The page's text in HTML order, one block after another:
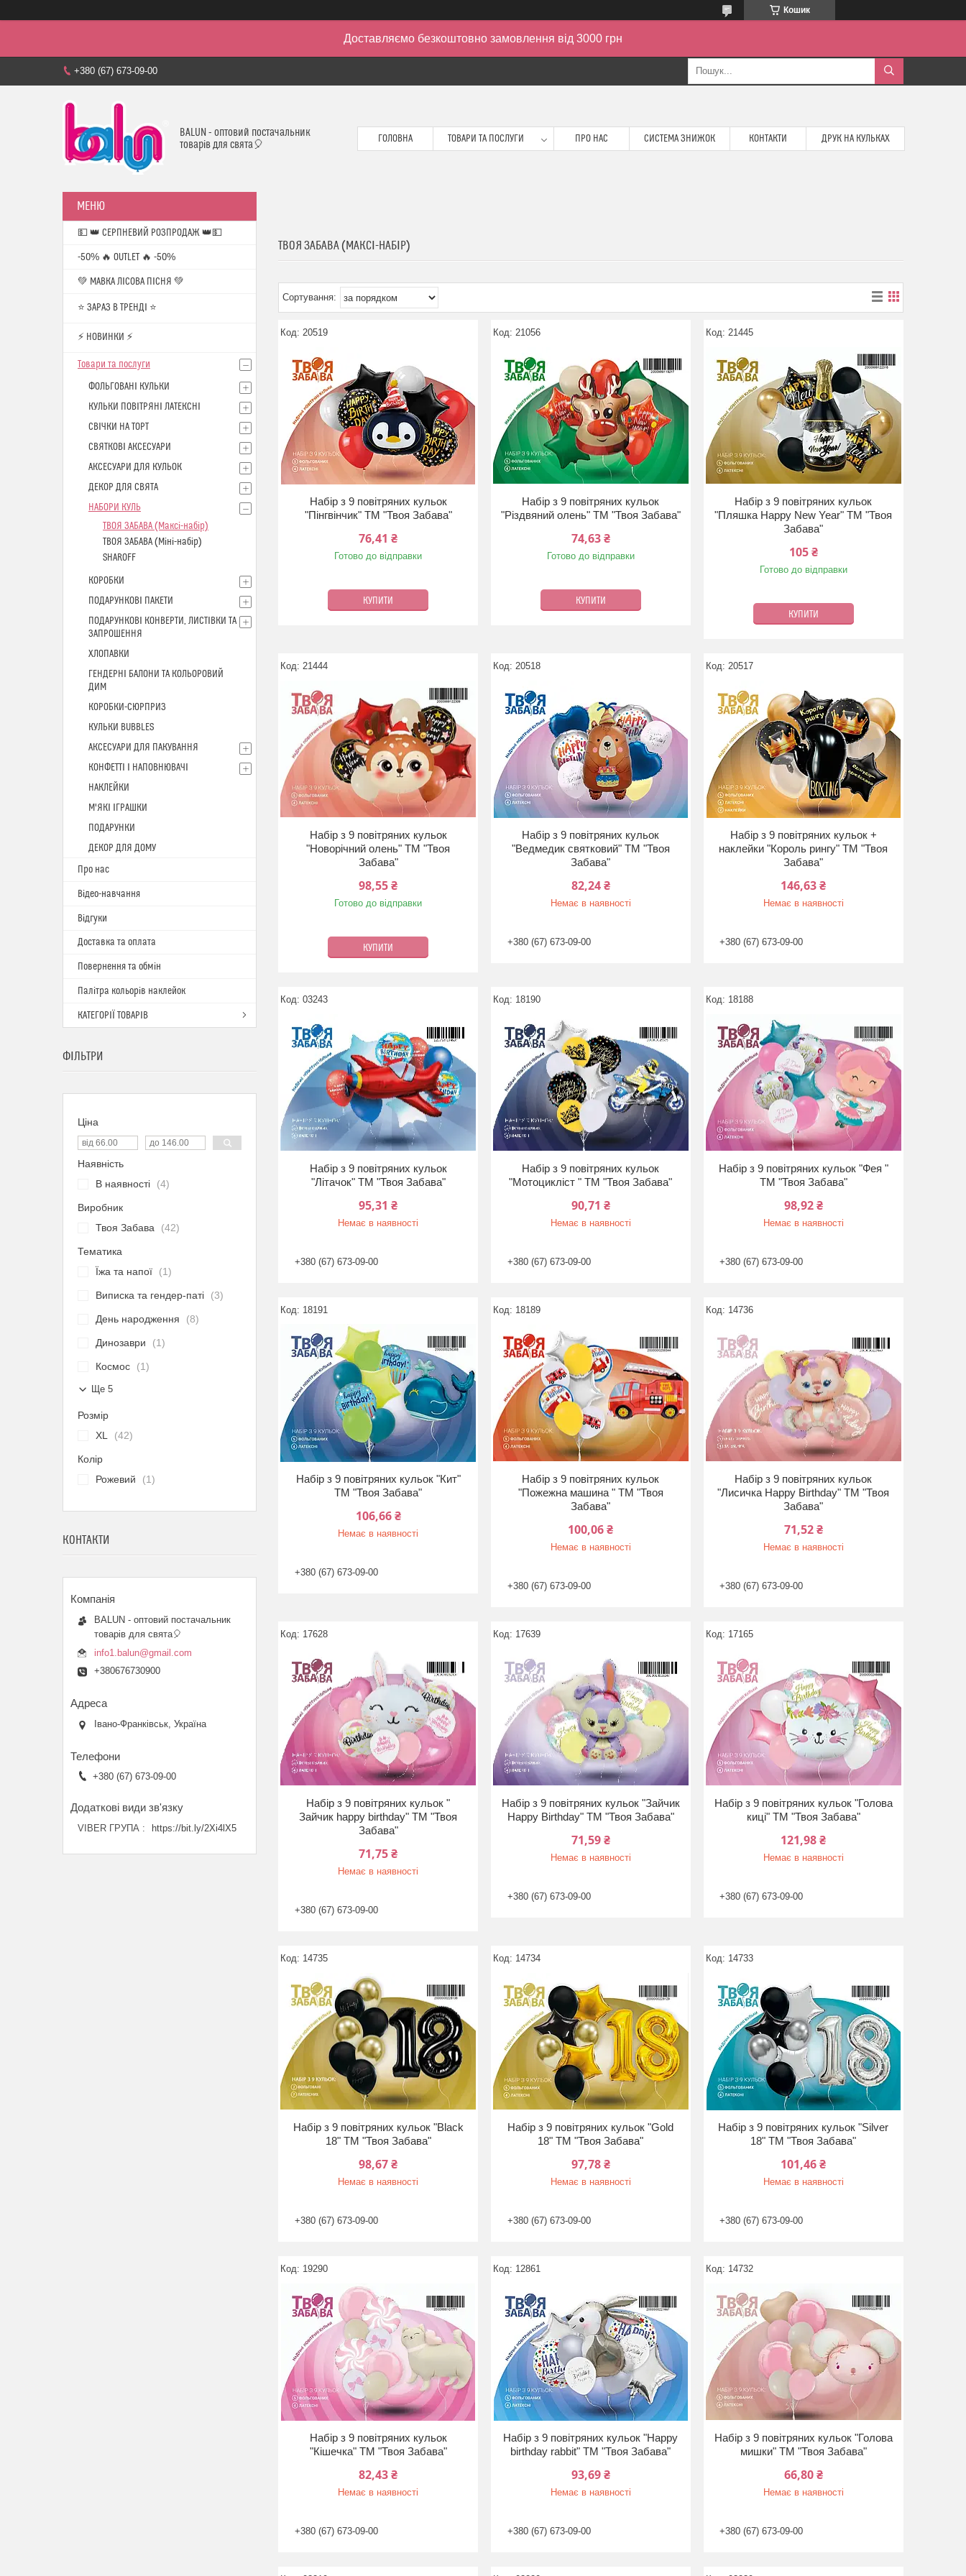
Кошик
Доставляємо безкоштовно замовлення від 3000 грн
+380 (67) 673-09-00
BALUN - оптовий постачальник
товарів для свята🎈
ГОЛОВНА ТОВАРИ ТА ПОСЛУГИ ПРО НАС СИСТЕМА ЗНИЖОК КОНТАКТИ ДРУК НА КУЛЬКАХ
ТВОЯ ЗАБАВА (МАКСІ-НАБІР)
20519
Набір з 9 повітряних кульок
"Пінгвінчик" ТМ "Твоя Забава"
76,41 ₴
Готово до відправки
КУПИТИ
21056
Набір з 9 повітряних кульок
"Різдвяний олень" ТМ "Твоя Забава"
74,63 ₴
Готово до відправки
КУПИТИ
21445
Набір з 9 повітряних кульок
"Пляшка Happy New Year" ТМ "Твоя
Забава"
105 ₴
Готово до відправки
КУПИТИ
21444
Набір з 9 повітряних кульок
"Новорічний олень" ТМ "Твоя
Забава"
98,55 ₴
Готово до відправки
КУПИТИ
20518
Набір з 9 повітряних кульок
"Ведмедик святковий" ТМ "Твоя
Забава"
82,24 ₴
Немає в наявності
+380 (67) 673-09-00
20517
Набір з 9 повітряних кульок +
наклейки "Король рингу" ТМ "Твоя
Забава"
146,63 ₴
Немає в наявності
+380 (67) 673-09-00
03243
Набір з 9 повітряних кульок
"Літачок" ТМ "Твоя Забава"
95,31 ₴
Немає в наявності
+380 (67) 673-09-00
18190
Набір з 9 повітряних кульок
"Мотоцикліст " ТМ "Твоя Забава"
90,71 ₴
Немає в наявності
+380 (67) 673-09-00
18188
Набір з 9 повітряних кульок "Фея "
ТМ "Твоя Забава"
98,92 ₴
Немає в наявності
+380 (67) 673-09-00
18191
Набір з 9 повітряних кульок "Кит"
ТМ "Твоя Забава"
106,66 ₴
Немає в наявності
+380 (67) 673-09-00
18189
Набір з 9 повітряних кульок
"Пожежна машина " ТМ "Твоя
Забава"
100,06 ₴
Немає в наявності
+380 (67) 673-09-00
14736
Набір з 9 повітряних кульок
"Лисичка Happy Birthday" ТМ "Твоя
Забава"
71,52 ₴
Немає в наявності
+380 (67) 673-09-00
17628
Набір з 9 повітряних кульок "
Зайчик happy birthday" ТМ "Твоя
Забава"
71,75 ₴
Немає в наявності
+380 (67) 673-09-00
17639
Набір з 9 повітряних кульок "Зайчик
Happy Birthday" ТМ "Твоя Забава"
71,59 ₴
Немає в наявності
+380 (67) 673-09-00
17165
Набір з 9 повітряних кульок "Голова
киці" ТМ "Твоя Забава"
121,98 ₴
Немає в наявності
+380 (67) 673-09-00
14735
Набір з 9 повітряних кульок "Black
18" ТМ "Твоя Забава"
98,67 ₴
Немає в наявності
+380 (67) 673-09-00
14734
Набір з 9 повітряних кульок "Gold
18" ТМ "Твоя Забава"
97,78 ₴
Немає в наявності
+380 (67) 673-09-00
14733
Набір з 9 повітряних кульок "Silver
18" ТМ "Твоя Забава"
101,46 ₴
Немає в наявності
+380 (67) 673-09-00
19290
Набір з 9 повітряних кульок
"Кішечка" ТМ "Твоя Забава"
82,43 ₴
Немає в наявності
+380 (67) 673-09-00
12861
Набір з 9 повітряних кульок "Happy
birthday rabbit" ТМ "Твоя Забава"
93,69 ₴
Немає в наявності
+380 (67) 673-09-00
14732
Набір з 9 повітряних кульок "Голова
мишки" ТМ "Твоя Забава"
66,80 ₴
Немає в наявності
+380 (67) 673-09-00
💵 👑 СЕРПНЕВИЙ РОЗПРОДАЖ 👑💵
-50% 🔥 OUTLET 🔥 -50%
💚 МАВКА ЛІСОВА ПІСНЯ 💚
⭐️ ЗАРАЗ В ТРЕНДІ ⭐️
⚡ НОВИНКИ ⚡
Товари та послуги
ФОЛЬГОВАНІ КУЛЬКИ
КУЛЬКИ ПОВІТРЯНІ ЛАТЕКСНІ
СВІЧКИ НА ТОРТ
СВЯТКОВІ АКСЕСУАРИ
АКСЕСУАРИ ДЛЯ КУЛЬОК
ДЕКОР ДЛЯ СВЯТА
НАБОРИ КУЛЬ
ТВОЯ ЗАБАВА (Максі-набір)
ТВОЯ ЗАБАВА (Міні-набір)
SHAROFF
КОРОБКИ
ПОДАРУНКОВІ ПАКЕТИ
ПОДАРУНКОВІ КОНВЕРТИ, ЛИСТІВКИ ТА
ЗАПРОШЕННЯ
ХЛОПАВКИ
ГЕНДЕРНІ БАЛОНИ ТА КОЛЬОРОВИЙ
ДИМ
КОРОБКИ-СЮРПРИЗ
КУЛЬКИ BUBBLES
АКСЕСУАРИ ДЛЯ ПАКУВАННЯ
КОНФЕТТІ І НАПОВНЮВАЧІ
НАКЛЕЙКИ
М'ЯКІ ІГРАШКИ
ПОДАРУНКИ
ДЕКОР ДЛЯ ДОМУ
Про нас
Відео-навчання
Відгуки
Доставка та оплата
Повернення та обмін
Палітра кольорів наклейок
КАТЕГОРІЇ ТОВАРІВ
ФІЛЬТРИ
Ціна
Наявність
В наявності
4
Виробник
Твоя Забава
42
Тематика
Їжа та напої
1
Виписка та гендер-паті 3
День народження 8
Динозаври 1
Космос 1
Ще 5
Розмір
XL
42
Колір
Рожевий
1
КОНТАКТИ
BALUN - оптовий постачальник
товарів для свята🎈
info1.balun@gmail.com
+380676730900
Івано-Франківськ, Україна
+380 (67) 673-09-00
VIBER ГРУПА https://bit.ly/2Xi4lX5